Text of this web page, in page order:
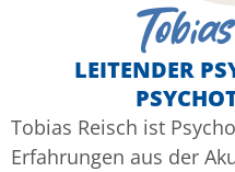
LEITENDER
Tobias Reisch ist
Erfahrungen aus der